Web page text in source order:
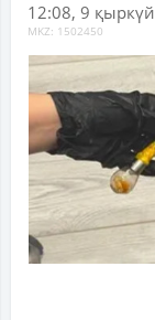
12:08, 9
MKZ: 1502450